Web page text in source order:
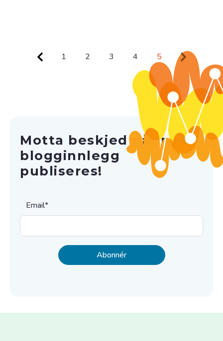
1 2 3 4 5
Motta beskjed når nye
blogginnlegg
publiseres!
Email*